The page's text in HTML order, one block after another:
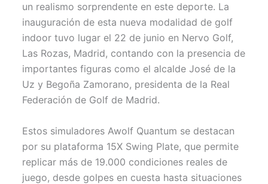
un realismo sorprendente en este deporte. La
inauguración de esta nueva modalidad de golf
indoor tuvo lugar el 22 de junio en Nervo Golf,
Las Rozas, Madrid, contando con la presencia de
importantes figuras como el alcalde José de la
Uz y Begoña Zamorano, presidenta de la Real
Federación de Golf de Madrid.
Estos simuladores Awolf Quantum se destacan
por su plataforma 15X Swing Plate, que permite
replicar más de 19.000 condiciones reales de
juego, desde golpes en cuesta hasta situaciones